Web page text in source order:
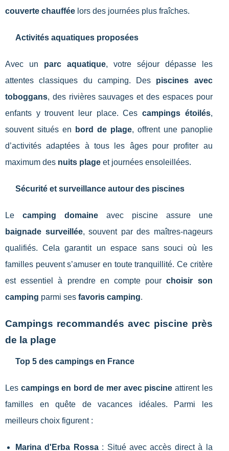
couverte chauffée lors des journées plus fraîches.
Activités aquatiques proposées
Avec un parc aquatique, votre séjour dépasse les
attentes classiques du camping. Des piscines avec
toboggans, des rivières sauvages et des espaces pour
enfants y trouvent leur place. Ces campings étoilés,
souvent situés en
bord de plage, offrent une panoplie
d’activités adaptées à tous les âges pour profiter au
maximum des nuits plage et journées ensoleillées.
Sécurité et surveillance autour des piscines
Le camping domaineavec piscine assure une
baignade surveillée, souvent par des maîtres-nageurs
qualifiés. Cela garantit un espace sans souci où les
familles peuvent s’amuser en toute tranquillité. Ce critère
est essentiel à prendre en compte pourchoisir son
camping parmi ses favoris camping.
Campings recommandés avec piscine près
de la plage
Top 5 des campings en France
Les campings en bord de mer avec piscine attirent les
familles en quête de vacances idéales. Parmi les
meilleurs choix figurent :
Marina d'Erba Rossa: Situé avec accès direct à la